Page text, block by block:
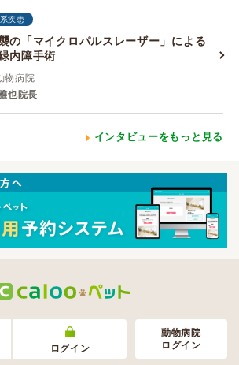
疾患
の「マイクロパルスレーザー」による
内障手術
物病院
也院長
インタビューをもっと見る
ログイン
動物病院
ログイン